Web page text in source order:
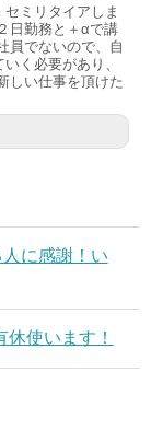
ミリタイアしま
日勤務と＋αで講
員でないので、自
く必要があり、
しい仕事を頂けた
に感謝！い
使います！